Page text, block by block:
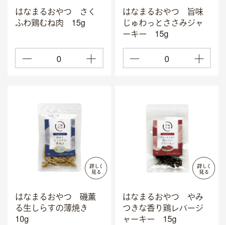
安心安全へのこだわり
会社概要
はなまるおやつ さく
ふわ鶏むね肉 15g
0
はなまるおやつ 旨味
じゅわっとささみジャ
ーキー 15g
0
はなまるおやつ 磯薫
る生しらすの薄焼き
10g
はなまるおやつ やみ
つきな香り鶏レバージ
ャーキー 15g